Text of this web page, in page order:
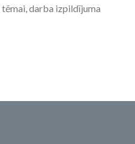
darba izpildījuma